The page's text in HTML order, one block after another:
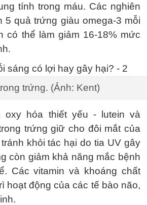
tính trong máu. Các nghiên
5 quả trứng giàu omega-3 mỗi
có thể làm giảm 16-18% mức
trứng. (Ảnh: Kent)
oxy hóa thiết yếu - lutein và
trứng giữ cho đôi mắt của
khỏi tác hại do tia UV gây
còn giảm khả năng mắc bệnh
Các vitamin và khoáng chất
hoạt động của các tế bào não,